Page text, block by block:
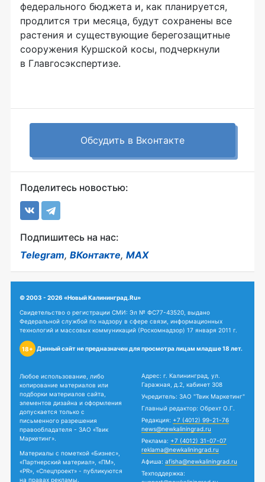
федерального бюджета и, как планируется,
продлится три месяца, будут сохранены все
растения и существующие берегозащитные
сооружения Куршской косы, подчеркнули
в Главгосэкспертизе.
Обсудить в Вконтакте
Поделитесь новостью:
Подпишитесь на нас:
Telegram, ВКонтакте, MAX
© 2003 - 2026 «Новый Калининград.Ru»
Свидетельство о регистрации СМИ: Эл № ФС77-43520, выдано
Федеральной службой по надзору в сфере связи, информационных
технологий и массовых коммуникаций (Роскомнадзор) 17 января 2011 г.
18+ Данный сайт не предназначен для просмотра лицам младше 18 лет.
Любое использование, либо
копирование материалов или
подборки материалов сайта,
элементов дизайна и оформления
допускается только с
письменного разрешения
правообладателя - ЗАО «Твик
Маркетинг».
Материалы с пометкой «Бизнес»,
«Партнерский материал», «ПМ»,
«PR», «Спецпроект» - публикуются
на правах рекламы.
Адрес: г. Калининград, ул.
Гаражная, д.2, кабинет 308
Учредитель: ЗАО "Твик Маркетинг"
Главный редактор: Обрехт О.Г.
Редакция: +7 (4012) 99-21-76
news@newkaliningrad.ru
Реклама: +7 (4012) 31-07-07
reklama@newkaliningrad.ru
Афиша: afisha@newkaliningrad.ru
Техподдержка: